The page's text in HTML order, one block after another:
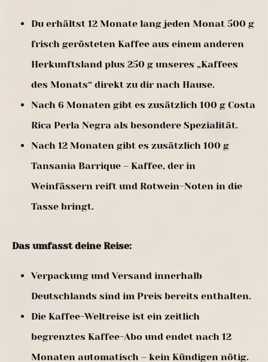
Du erhältst 12 Monate lang jeden Monat 500 g
frisch gerösteten Kaffee aus einem anderen
Herkunftsland plus 250 g unseres „Kaffees
des Monats“ direkt zu dir nach Hause.
Nach 6 Monaten gibt es zusätzlich 100 g Costa
Rica Perla Negra als besondere Spezialität.
Nach 12 Monaten gibt es zusätzlich 100 g
Tansania Barrique – Kaffee, der in
Weinfässern reift und Rotwein-Noten in die
Tasse bringt.
Das umfasst deine Reise:
Verpackung und Versand innerhalb
Deutschlands sind im Preis bereits enthalten.
Die Kaffee-Weltreise ist ein zeitlich
begrenztes Kaffee-Abo und endet nach 12
Monaten automatisch – kein Kündigen nötig.